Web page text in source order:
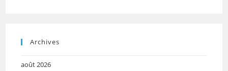
Archives
août 2026